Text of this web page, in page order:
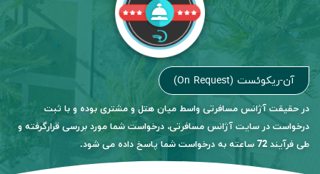
آن-ریکوئست (On Request)
در حقیقت آژانس مسافرتی واسط میان هتل و مشتری بوده و با ثبت
درخواست در سایت آژانس مسافرتی، درخواست شما مورد بررسی قرارگرفته و
طی فرآیند 72 ساعته به درخواست شما پاسخ داده می شود.